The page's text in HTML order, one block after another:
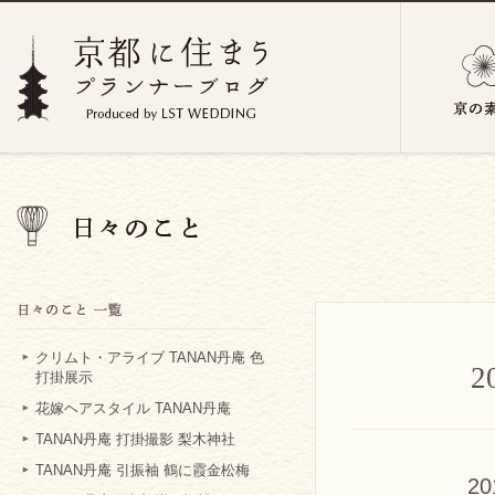
クリムト・アライブ TANAN丹庵 色
打掛展示
花嫁ヘアスタイル TANAN丹庵
TANAN丹庵 打掛撮影 梨木神社
TANAN丹庵 引振袖 鶴に霞金松梅